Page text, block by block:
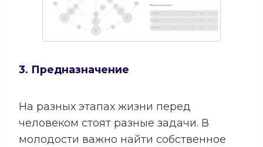
3. Предназначение
На разных этапах жизни перед
человеком стоят разные задачи. В
молодости важно найти собственное